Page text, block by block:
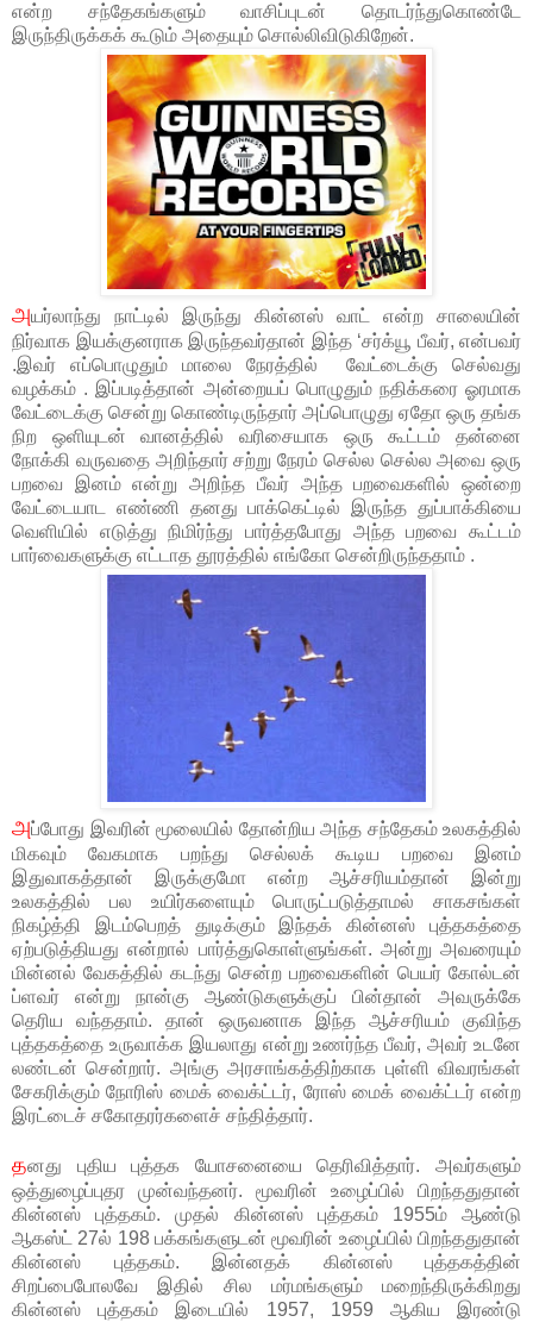
என்ற சந்தேகங்களும் வாசிப்புடன் தொடர்ந்துகொண்டே
இருந்திருக்கக் கூடும் அதையும் சொல்லிவிடுகிறேன்.
அயர்லாந்து நாட்டில் இருந்து கின்னஸ் வாட் என்ற சாலையின்
நிர்வாக இயக்குனராக இருந்தவர்தான் இந்த ‘சர்க்யூ பீவர், என்பவர்
.இவர் எப்பொழுதும் மாலை நேரத்தில் வேட்டைக்கு செல்வது
வழக்கம் . இப்படித்தான் அன்றையப் பொழுதும் நதிக்கரை ஓரமாக
வேட்டைக்கு சென்று கொண்டிருந்தார் அப்பொழுது ஏதோ ஒரு தங்க
நிற ஒளியுடன் வானத்தில் வரிசையாக ஒரு கூட்டம் தன்னை
நோக்கி வருவதை அறிந்தார் சற்று நேரம் செல்ல செல்ல அவை ஒரு
பறவை இனம் என்று அறிந்த பீவர் அந்த பறவைகளில் ஒன்றை
வேட்டையாட எண்ணி தனது பாக்கெட்டில் இருந்த துப்பாக்கியை
வெளியில் எடுத்து நிமிர்ந்து பார்த்தபோது அந்த பறவை கூட்டம்
பார்வைகளுக்கு எட்டாத தூரத்தில் எங்கோ சென்றிருந்ததாம் .
அப்போது இவரின் மூலையில் தோன்றிய அந்த சந்தேகம் உலகத்தில்
மிகவும் வேகமாக பறந்து செல்லக் கூடிய பறவை இனம்
இதுவாகத்தான் இருக்குமோ என்ற ஆச்சரியம்தான் இன்று
உலகத்தில் பல உயிர்களையும் பொருட்படுத்தாமல் சாகசங்கள்
நிகழ்த்தி இடம்பெறத் துடிக்கும் இந்தக் கின்னஸ் புத்தகத்தை
ஏற்படுத்தியது என்றால் பார்த்துகொள்ளுங்கள். அன்று அவரையும்
மின்னல் வேகத்தில் கடந்து சென்ற பறவைகளின் பெயர் கோல்டன்
ப்ளவர் என்று நான்கு ஆண்டுகளுக்குப் பின்தான் அவருக்கே
தெரிய வந்ததாம். தான் ஒருவனாக இந்த ஆச்சரியம் குவிந்த
புத்தகத்தை உருவாக்க இயலாது என்று உணர்ந்த பீவர், அவர் உடனே
லண்டன் சென்றார். அங்கு அரசாங்கத்திற்காக புள்ளி விவரங்கள்
சேகரிக்கும் நோரிஸ் மைக் வைக்ட்டர், ரோஸ் மைக் வைக்ட்டர் என்ற
இரட்டைச் சகோதரர்களைச் சந்தித்தார்.
தனது புதிய புத்தக யோசனையை தெரிவித்தார். அவர்களும்
ஒத்துழைப்புதர முன்வந்தனர். மூவரின் உழைப்பில் பிறந்ததுதான்
கின்னஸ் புத்தகம். முதல் கின்னஸ் புத்தகம் 1955ம் ஆண்டு
ஆகஸ்ட் 27ல் 198 பக்கங்களுடன் மூவரின் உழைப்பில் பிறந்ததுதான்
கின்னஸ் புத்தகம். இன்னதக் கின்னஸ் புத்தகத்தின்
சிறப்பைபோலவே இதில் சில மர்மங்களும் மறைந்திருக்கிறது
கின்னஸ் புத்தகம் இடையில் 1957, 1959 ஆகிய இரண்டு